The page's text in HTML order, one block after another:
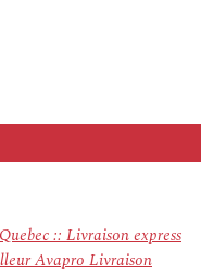
:: Livraison express
Avapro Livraison